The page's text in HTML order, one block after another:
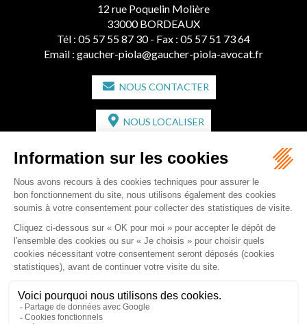
12 rue Poquelin Molière
33000 BORDEAUX
Tél : 05 57 55 87 30 - Fax : 05 57 51 73 64
Email : gaucher-piola@gaucher-piola-avocat.fr
NOUS CONTACTER
NOUS LOCALISER
CABINET SECONDAIRE
2 bis Avenue de l'Europe
33350 ST MAGNE-DE-CASTILLON
Tél :05 57 55 87 30 - Fax : 05 57 51 73 64
Email :gaucher-piola@gaucher-piola-avocat.fr
NOUS CONTACTER
NOUS LOCALISER